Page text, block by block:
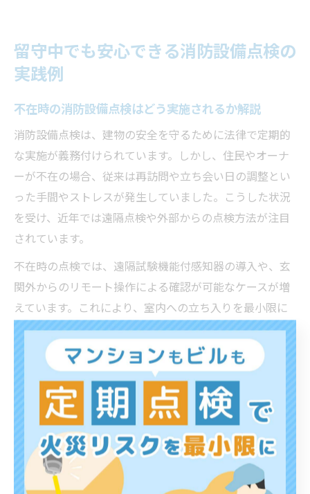
留守中でも安心できる消防設備点検の
実践例
不在時の消防設備点検はどう実施されるか解説
消防設備点検は、建物の安全を守るために法律で定期的
な実施が義務付けられています。しかし、住民やオーナ
ーが不在の場合、従来は再訪問や立ち会い日の調整とい
った手間やストレスが発生していました。こうした状況
を受け、近年では遠隔点検や外部からの点検方法が注目
されています。
不在時の点検では、遠隔試験機能付感知器の導入や、玄
関外からのリモート操作による確認が可能なケースが増
えています。これにより、室内への立ち入りを最小限に
し、住民のプライバシー保護と効率化を両立する新しい
点検スタイルが実現しています。例えば、専用アプリや
ウェブサービスを活用して、点検結果を確認できる仕組
みも普及しつつあります。
ただし、すべての設備や物件が遠隔点検に対応している
わけではなく、法令や設備仕様によっては従来通りの対
面点検が必要な場合もあります。不在時の対応方針や点
検方法については、管理会社や専門業者と事前に確認